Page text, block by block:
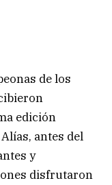
de los
edición
antes del
y
disfrutaron